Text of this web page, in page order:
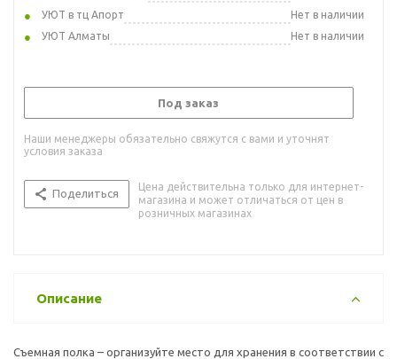
УЮТ в тц Апорт
Нет в наличии
УЮТ Алматы
Нет в наличии
Под заказ
Наши менеджеры обязательно свяжутся с вами и уточнят
условия заказа
Поделиться
Цена действительна только для интернет-
магазина и может отличаться от цен в
розничных магазинах
Описание
Съемная полка – организуйте место для хранения в соответствии с